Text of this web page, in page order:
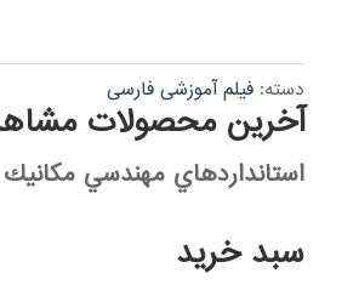
دسته: فیلم آموزشی فارسی
آخرین محصولات
استانداردهاي مهندسي مكانيك
سبد خرید